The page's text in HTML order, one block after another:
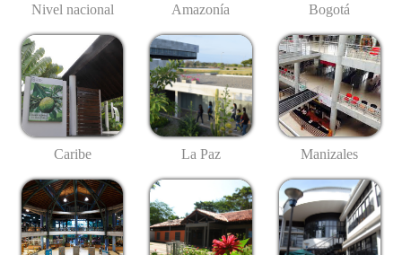
Nivel nacional Amazonía Bogotá
Caribe La Paz Manizales